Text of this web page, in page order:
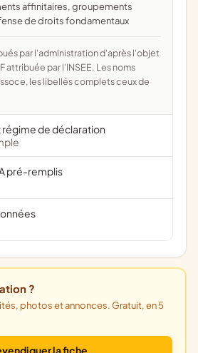
de droits fondamentaux
attribuée par l'INSEE. Les noms
les libellés complets ceux de
de déclaration
pré-remplis
?
la fiche